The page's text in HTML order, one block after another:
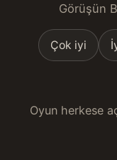
Görüşün
Çok iyi
Oyun herkese